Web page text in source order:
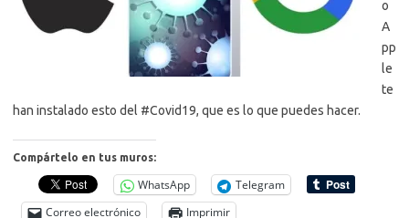
o
A
pp
le
te
han instalado esto del #Covid19, que es lo que puedes hacer.
Compártelo en tus muros:
WhatsApp
Telegram
Correo electrónico
Imprimir